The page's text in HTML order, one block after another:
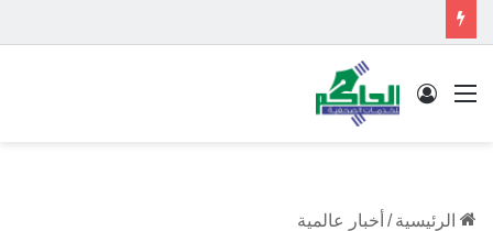
القائمة تسجيل الدخول
الرئيسية / أخبار عالمية